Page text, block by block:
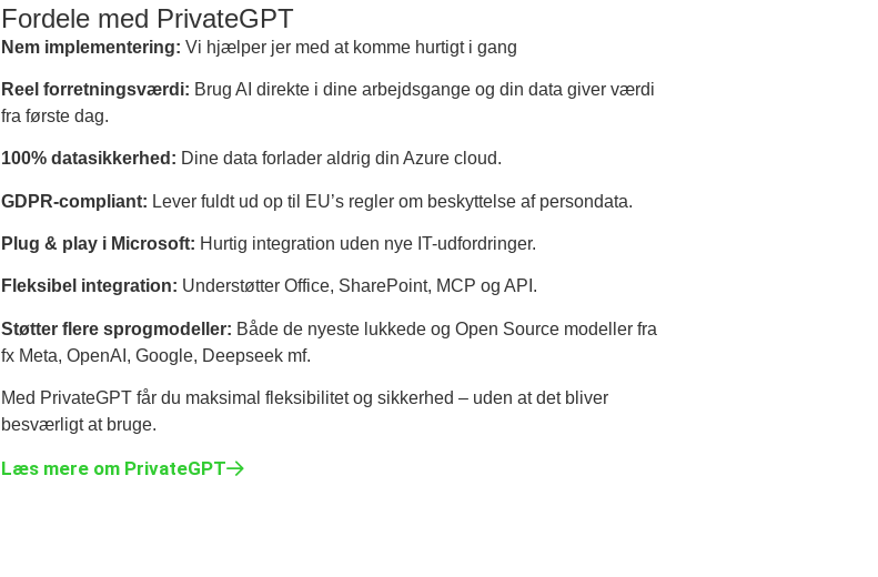
Fordele med PrivateGPT
Nem implementering: Vi hjælper jer med at komme hurtigt i gang
Reel forretningsværdi: Brug AI direkte i dine arbejdsgange og din data giver værdi
fra første dag.
100% datasikkerhed: Dine data forlader aldrig din Azure cloud.
GDPR-compliant: Lever fuldt ud op til EU’s regler om beskyttelse af persondata.
Plug & play i Microsoft: Hurtig integration uden nye IT-udfordringer.
Fleksibel integration: Understøtter Office, SharePoint, MCP og API.
Støtter flere sprogmodeller: Både de nyeste lukkede og Open Source modeller fra
fx Meta, OpenAI, Google, Deepseek mf.
Med PrivateGPT får du maksimal fleksibilitet og sikkerhed – uden at det bliver
besværligt at bruge.
Læs mere om PrivateGPT